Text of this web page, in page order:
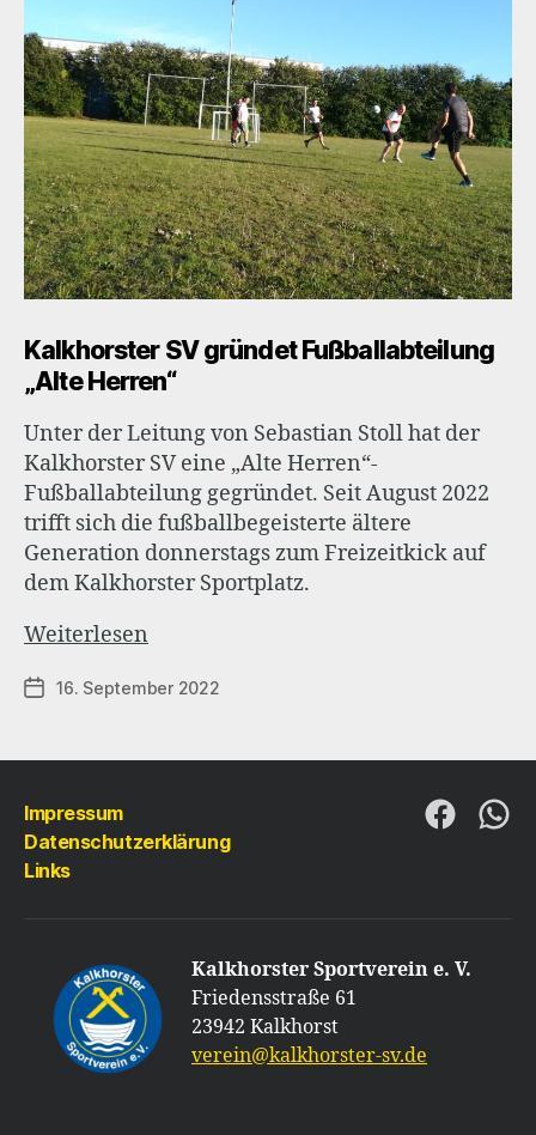
Kalkhorster SV gründet Fußballabteilung
„Alte Herren“
Unter der Leitung von Sebastian Stoll hat der
Kalkhorster SV eine „Alte Herren“-
Fußballabteilung gegründet. Seit August 2022
trifft sich die fußballbegeisterte ältere
Generation donnerstags zum Freizeitkick auf
dem Kalkhorster Sportplatz.
Weiterlesen
gründet
„Alte
Veröffentlichungsdatum
16. September 2022
Impressum
Datenschutzerklärung
Links
Folge
Facebook
Kalkhorster Sportverein e. V.
Friedensstraße 61
23942 Kalkhorst
verein@kalkhorster-sv.de